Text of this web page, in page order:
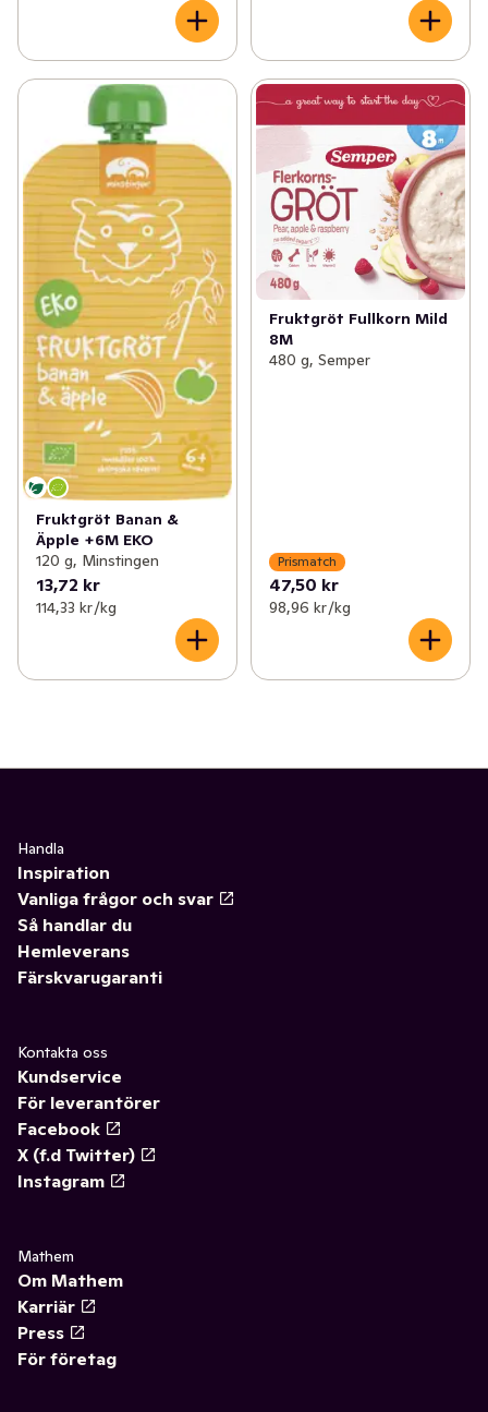
Fruktgröt Banan &
Äpple +6M EKO
120 g, Minstingen
13,72 kr
114,33 kr /kg
Fruktgröt Fullkorn Mild
8M
480 g, Semper
Prismatch
47,50 kr
98,96 kr /kg
Handla
Inspiration
Vanliga frågor och svar
Så handlar du
Hemleverans
Färskvarugaranti
Kontakta oss
Kundservice
För leverantörer
Facebook
X (f.d Twitter)
Instagram
Mathem
Om Mathem
Karriär
Press
För företag